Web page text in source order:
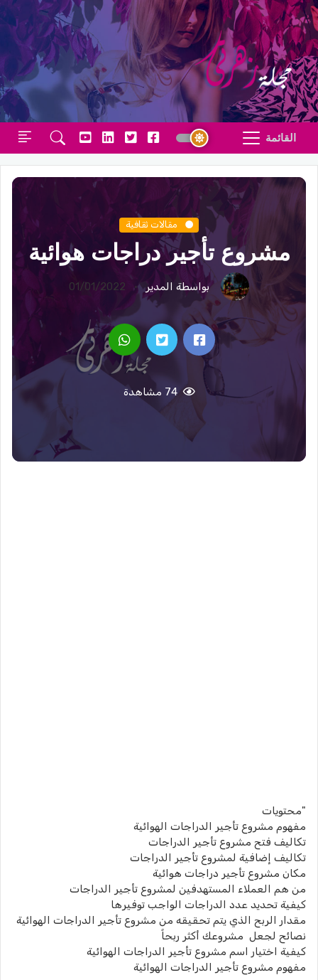
القائمة
مقالات ثقافية
مشروع تأجير دراجات هوائية
بواسطة المدير 01/01/2022
74 مشاهدة
"محتويات
مفهوم مشروع تأجير الدراجات الهوائية
تكاليف فتح مشروع تأجير الدراجات
تكاليف إضافية لمشروع تأجير الدراجات
مكان مشروع تأجير دراجات هوائية
من هم العملاء المستهدفين لمشروع تأجير الدراجات
كيفية تحديد عدد الدراجات الواجب توفيرها
مقدار الربح الذي يتم تحقيقه من مشروع تأجير الدراجات الهوائية
نصائح لجعل مشروعك أكثر ربحاً
كيفية اختيار اسم مشروع تأجير الدراجات الهوائية
مفهوم مشروع تأجير الدراجات الهوائية